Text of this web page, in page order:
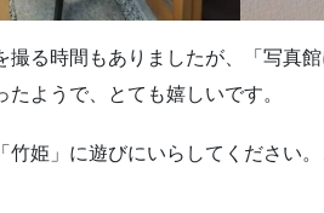
撮る時間もありましたが、「写真
ようで、とても嬉しいです。
竹姫」に遊びにいらしてください